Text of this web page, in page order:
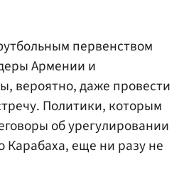
первенством
Армении и
вероятно, даже провести
Политики, которым
об урегулировании
Карабаха, еще ни разу не